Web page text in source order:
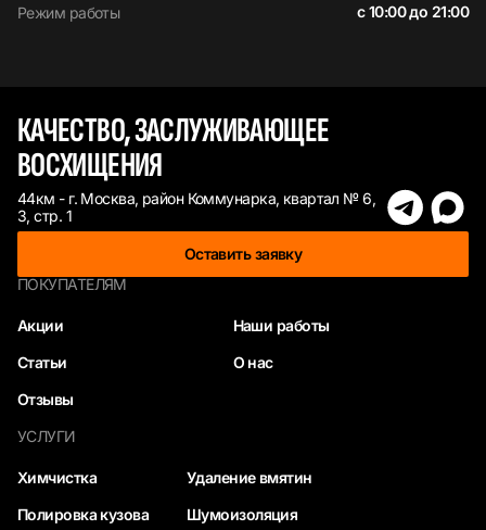
Режим работы с 10:00 до 21:00
КАЧЕСТВО, ЗАСЛУЖИВАЮЩЕЕ
ВОСХИЩЕНИЯ
44км - г. Москва, район Коммунарка, квартал № 6,
3, стр. 1
Оставить заявку
УСЛУГИ
Химчистка
Полировка кузова
Удаление вмятин
Шумоизоляция
ПОКУПАТЕЛЯМ
Акции
Наши работы
Статьи
О нас
Отзывы